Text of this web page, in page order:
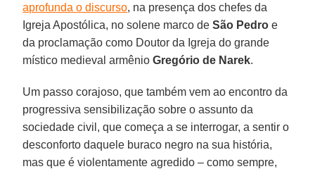
aprofunda o discurso, na presença dos chefes da
Igreja Apostólica, no solene marco deSão Pedro e
da proclamação como Doutor da Igreja do grande
místico medieval armênioGregório de Narek.
Um passo corajoso, que também vem ao encontro da
progressiva sensibilização sobre o assunto da
sociedade civil, que começa a se interrogar, a sentir o
desconforto daquele buraco negro na sua história,
mas que é violentamente agredido – como sempre,